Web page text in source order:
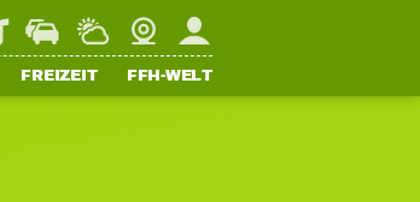
StaupilotWetterWebcamMein FFH
FREIZEIT FFH-WELT